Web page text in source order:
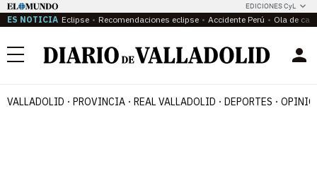
EDICIONES CyL
ES NOTICIA Eclipse Recomendaciones eclipse Accidente Perú Ola de
Menú
VALLADOLID PROVINCIA REAL VALLADOLID DEPORTES